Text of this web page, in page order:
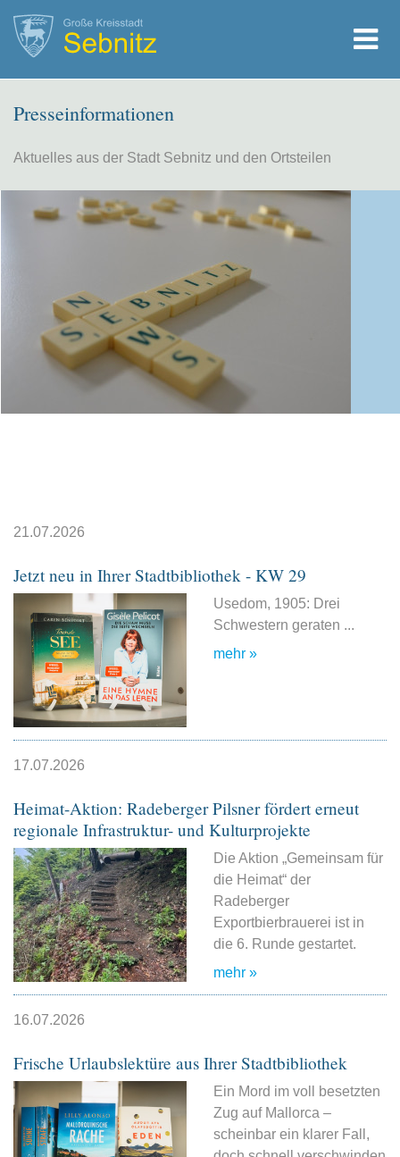
Presseinformationen
Aktuelles aus der Stadt Sebnitz und den Ortsteilen
21.07.2026
Jetzt neu in Ihrer Stadtbibliothek - KW 29
Usedom, 1905: Drei
Schwestern geraten ...
mehr »
17.07.2026
Heimat-Aktion: Radeberger Pilsner fördert erneut
regionale Infrastruktur- und Kulturprojekte
Die Aktion „Gemeinsam für
die Heimat“ der
Radeberger
Exportbierbrauerei ist in
die 6. Runde gestartet.
mehr »
16.07.2026
Frische Urlaubslektüre aus Ihrer Stadtbibliothek
Ein Mord im voll besetzten
Zug auf Mallorca –
scheinbar ein klarer Fall,